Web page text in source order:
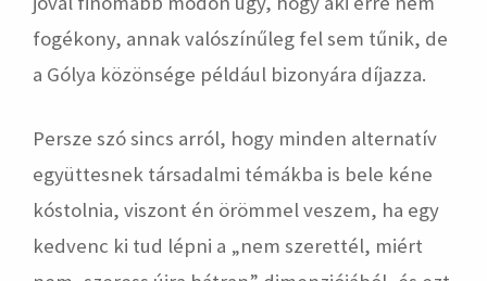
fogékony, annak valószínűleg fel sem tűnik, de
a Gólya közönsége például bizonyára díjazza.
Persze szó sincs arról, hogy minden alternatív
együttesnek társadalmi témákba is bele kéne
kóstolnia, viszont én örömmel veszem, ha egy
kedvenc ki tud lépni a „nem szerettél, miért